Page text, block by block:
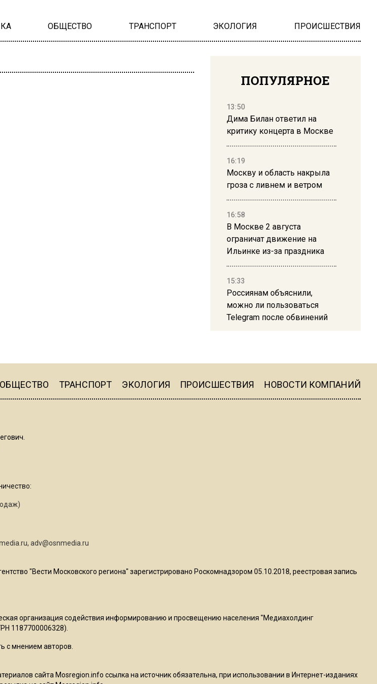
ОБЩЕСТВО ТРАНСПОРТ ЭКОЛОГИЯ ПРОИСШЕСТВИЯ
ПОПУЛЯРНОЕ
13:50
Дима Билан ответил на
критику концерта в Москве
16:19
Москву и область накрыла
гроза с ливнем и ветром
16:58
В Москве 2 августа
ограничат движение на
Ильинке из-за праздника
15:33
Россиянам объяснили,
можно ли пользоваться
Telegram после обвинений
литров дождя на
В Подмосковье прекратили
цехах
ОБЩЕСТВО ТРАНСПОРТ ЭКОЛОГИЯ ПРОИСШЕСТВИЯ НОВОСТИ КОМПАНИЙ
, adv@osnmedia.ru
"Вести Московского региона" зарегистрировано Роскомнадзором 05.10.2018, реестровая запись
организация содействия информированию и просвещению населения "Медиахолдинг
1187700006328).
с мнением авторов.
сайта Mosregion.info ссылка на источник обязательна, при использовании в Интернет-изданиях